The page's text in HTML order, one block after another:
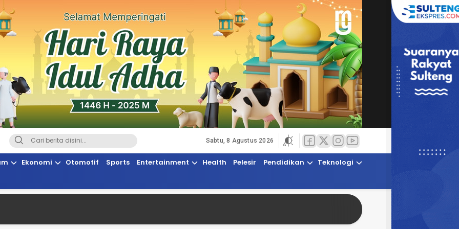
Suaranya Rakyat Sulteng
Sabtu, 8 Agustus 2026
Ekonomi Otomotif Sports Entertainment Health Pelesir Pendidikan
Teknologi